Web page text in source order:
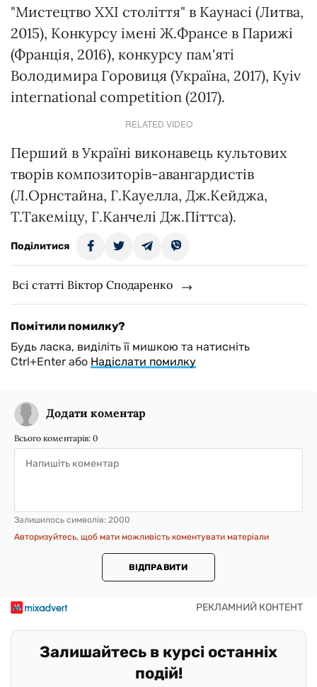
"Мистецтво XXI століття" в Каунасі (Литва,
2015), Конкурсу імені Ж.Франсе в Парижі
(Франція, 2016), конкурсу пам'яті
Володимира Горовиця (Україна, 2017), Kyiv
international competition (2017).
RELATED VIDEO
Перший в Україні виконавець культових
творів композиторів-авангардистів
(Л.Орнстайна, Г.Кауелла, Дж.Кейджа,
Т.Такеміцу, Г.Канчелі Дж.Піттса).
Поділитися
Всі статті Віктор Сподаренко
Помітили помилку?
Будь ласка, виділіть її мишкою та натисніть
Ctrl+Enter або Надіслати помилку
Додати коментар
Всього коментарів: 0
Залишилось символів: 2000
Авторизуйтесь, щоб мати можливість коментувати матеріали
ВІДПРАВИТИ
Залишайтесь в курсі останніх
подій!